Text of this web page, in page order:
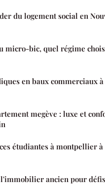
du logement social en
micro-bic, quel régime
en baux commerciaux à
megève : luxe et
étudiantes à montpellier à
ancien pour